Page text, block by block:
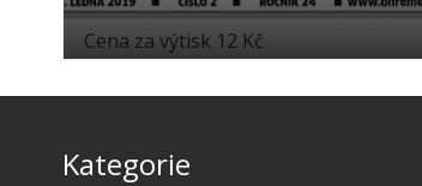
Cena za výtisk 12 Kč
Kategorie